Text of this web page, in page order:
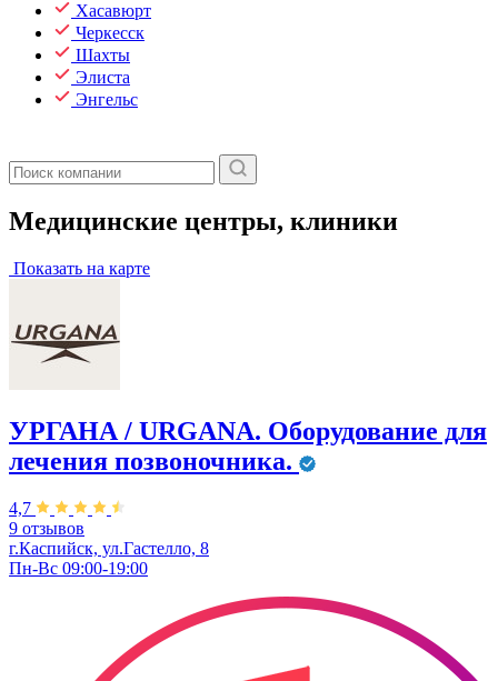
Хасавюрт
Черкесск
Шахты
Элиста
Энгельс
Медицинские центры, клиники
Показать на карте
УРГАНА / URGANA. Оборудование для
лечения позвоночника.
4,7
9 отзывов
г.Каспийск, ул.Гастелло, 8
Пн-Вс 09:00-19:00